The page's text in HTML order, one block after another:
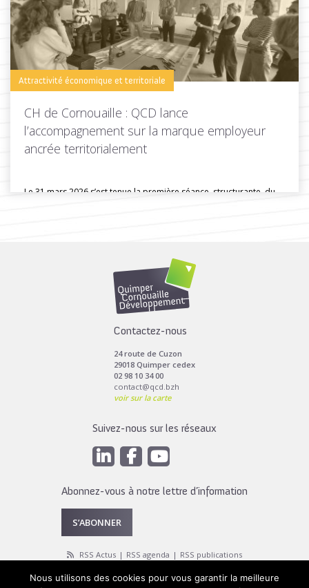
Toutes les actus de cette rubrique LIRE LA SUITE
Attractivité économique et territoriale
CH de Cornouaille : QCD lance
l’accompagnement sur la marque employeur
ancrée territorialement
Le 31 mars 2026 s’est tenue la première séance, structurante, du
Toutes les actus de cette rubrique
Contactez-nous
24 route de Cuzon
29018 Quimper cedex
02 98 10 34 00
contact@qcd.bzh
voir sur la carte
Suivez-nous sur les réseaux
Abonnez-vous à notre lettre d’information
S’ABONNER
RSS Actus RSS agenda RSS publications
Nous utilisons des cookies pour vous garantir la meilleure